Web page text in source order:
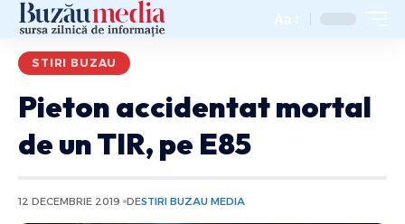
Aa
STIRI BUZAU
Pieton accidentat mortal
de un TIR, pe E85
12 DECEMBRIE 2019 DESTIRI BUZAU MEDIA